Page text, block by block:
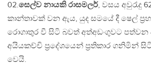
02.සෙල්ව නායකි රාසමලර්, වසය අවුරැදු
කාන්තාවක් වන ඇය, යුද සමයේ දී ෂෙල්
රොගාතුර වී සිටි බවත් අත්අඩංගුවට පත්වන
අයියකච්චි ප්‍රදේශයෙන් ප්‍රතිකාර ගනිමින් සිටි
වෙයි.